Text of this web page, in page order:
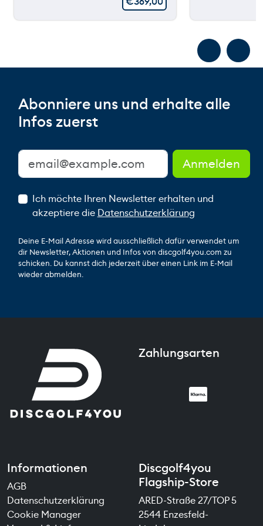
Abonniere uns und erhalte alle
Infos zuerst
Ich möchte Ihren Newsletter erhalten und
akzeptiere die Datenschutzerklärung
Deine E-Mail Adresse wird ausschließlich dafür verwendet um
dir Newsletter, Aktionen und Infos von discgolf4you.com zu
schicken. Du kannst dich jederzeit über einen Link im E-Mail
wieder abmelden.
Zahlungsarten
Informationen
AGB
Datenschutzerklärung
Cookie Manager
Discgolf4you
Flagship-Store
ARED-Straße 27/TOP 5
2544 Enzesfeld-